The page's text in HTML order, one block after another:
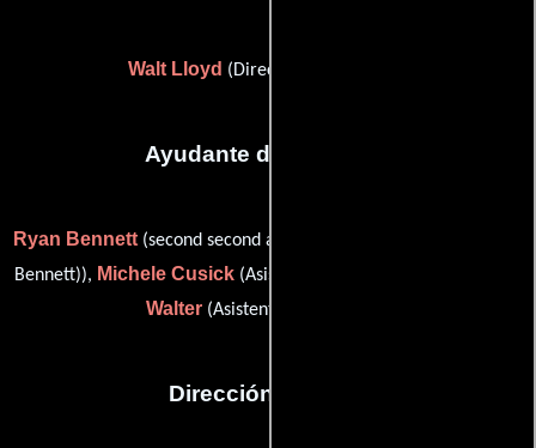
Walt Lloyd (Director de fotografía)
Ayudante de dirección
Ryan Bennett(second second assistant director (as Ryan 'Flash'
Bennett)), Michele Cusick (Asistente de dirección) y
Walter (Asistente de dirección)
Dirección artística